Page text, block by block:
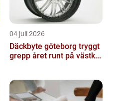
04 juli 2026
Däckbyte göteborg tryggt
grepp året runt på västk...